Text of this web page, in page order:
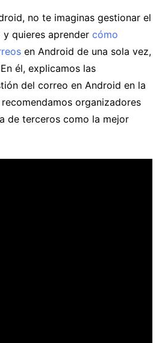
no te imaginas gestionar el
quieres aprender cómo
en Android de una sola vez,
él, explicamos las
del correo en Android en la
organizadores
de terceros como la mejor